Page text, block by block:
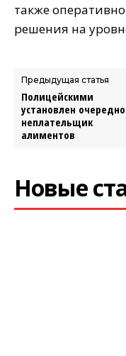
также
решения на
Предыдущая статья
Полицейскими
установлен
неплательщик
алиментов
Новые